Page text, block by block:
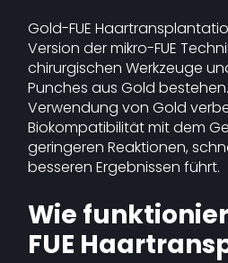
Gold-FUE
Version der mikro-FUE
chirurgischen Werkzeuge
Punches aus Gold
Verwendung von Gold
Biokompatibilität mit dem
geringeren Reaktionen,
besseren Ergebnissen führt.
Wie
FUE